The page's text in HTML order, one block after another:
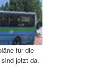
für die
jetzt da.